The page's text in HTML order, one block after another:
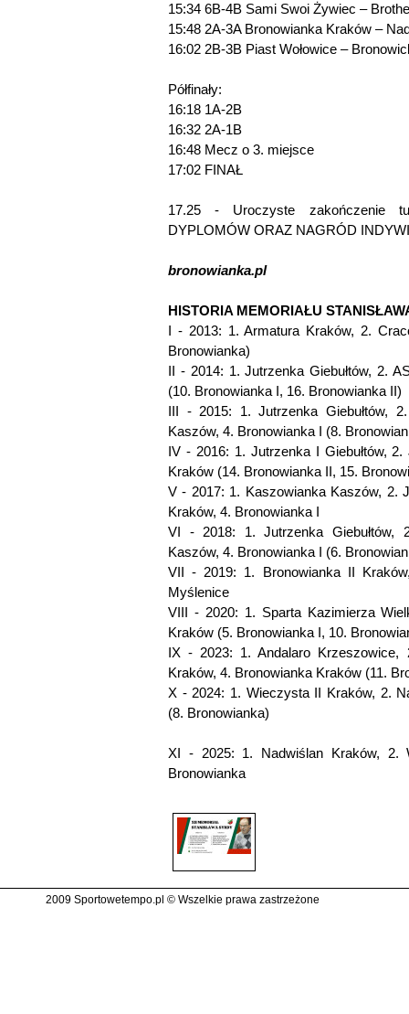
15:34 6B-4B Sami Swoi Żywiec –
15:48 2A-3A Bronowianka Kraków –
16:02 2B-3B Piast Wołowice –
Półfinały:
16:18 1A-2B
16:32 2A-1B
16:48 Mecz o 3. miejsce
17:02 FINAŁ
17.25 - Uroczyste zakończenie
DYPLOMÓW ORAZ NAGRÓD
bronowianka.pl
HISTORIA MEMORIAŁU
I - 2013: 1. Armatura Kraków, 2.
Bronowianka)
II - 2014: 1. Jutrzenka Giebułtów, 2.
(10. Bronowianka I, 16. Bronowianka II)
III - 2015: 1. Jutrzenka Giebułtów,
Kaszów, 4. Bronowianka I (8.
IV - 2016: 1. Jutrzenka I Giebułtów,
Kraków (14. Bronowianka II, 15.
V - 2017: 1. Kaszowianka Kaszów, 2.
Kraków, 4. Bronowianka I
VI - 2018: 1. Jutrzenka Giebułtów,
Kaszów, 4. Bronowianka I (6.
VII - 2019: 1. Bronowianka II
Myślenice
VIII - 2020: 1. Sparta Kazimierza
Kraków (5. Bronowianka I, 10.
IX - 2023: 1. Andalaro
Kraków, 4. Bronowianka Kraków (11.
X - 2024: 1. Wieczysta II Kraków, 2.
(8. Bronowianka)
XI - 2025: 1. Nadwiślan Kraków, 2.
Bronowianka
2009 Sportowetempo.pl © Wszelkie prawa zastrzeżone